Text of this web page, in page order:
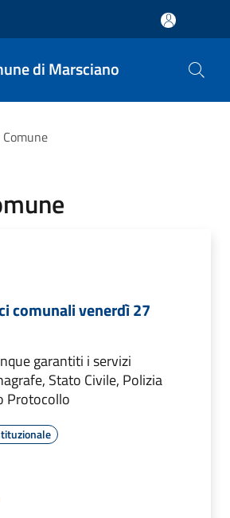
di Marsciano
Comune
comunali venerdì 27
garantiti i servizi
Stato Civile, Polizia
Protocollo